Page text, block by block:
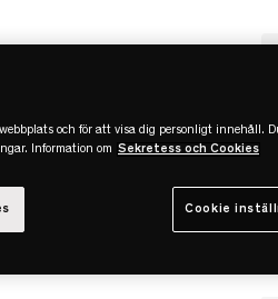
och för att visa dig personligt innehåll.
Information om Sekretess och Cookies
Cookie